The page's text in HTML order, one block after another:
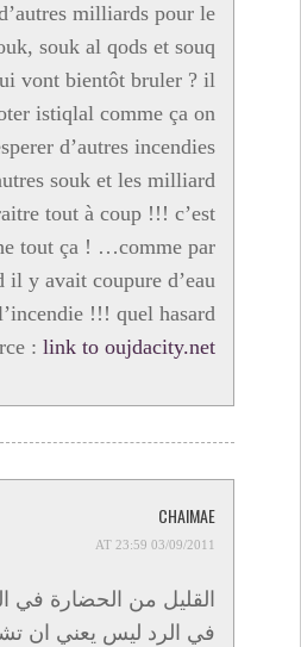
milliards pour le
souk al qods et souq
vont bientôt bruler ? il
istiqlal comme ça on
d’autres incendies
souk et les milliard
tout à coup !!! c’est
tout ça ! …comme par
il y avait coupure d’eau
!!! quel hasard !!!
: link to oujdacity.net
CHAIMAE
03/09/2011 AT 23:59
القليل من الحضارة في
في الرد ليس يعني ان